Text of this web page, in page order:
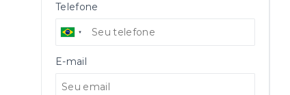
Telefone
E-mail